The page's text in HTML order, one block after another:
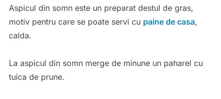
Aspicul din somn este un preparat destul de gras,
motiv pentru care se poate servi cu paine de casa,
calda.
La aspicul din somn merge de minune un paharel cu
tuica de prune.